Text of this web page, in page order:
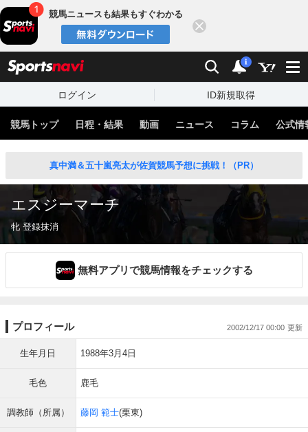
競馬ニュースも結果もすぐわかる
検索 通知
i
ログイン ID新規取得
競馬トップ 日程・結果 動画 ニュース コラム 公式情
真中満＆五十嵐亮太が佐賀競馬予想に挑戦！（PR）
エスジーマーチ
牝 登録抹消
無料アプリで競馬情報をチェックする
プロフィール 2002/12/17 00:00
生年月日 1988年3月4日
毛色 鹿毛
調教師（所属） 藤岡 範士(栗東)